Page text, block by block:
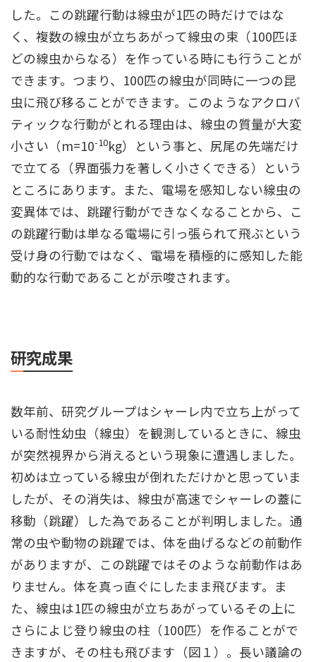
した。この跳躍行動は線虫が1匹の時だけではな
く、複数の線虫が立ちあがって線虫の束（100匹ほ
どの線虫からなる）を作っている時にも行うことが
できます。つまり、100匹の線虫が同時に一つの昆
虫に飛び移ることができます。このようなアクロバ
ティックな行動がとれる理由は、線虫の質量が大変
小さい（m=10-10kg）という事と、尻尾の先端だけ
で立てる（界面張力を著しく小さくできる）という
ところにあります。また、電場を感知しない線虫の
変異体では、跳躍行動ができなくなることから、こ
の跳躍行動は単なる電場に引っ張られて飛ぶという
受け身の行動ではなく、電場を積極的に感知した能
動的な行動であることが示唆されます。
研究成果
数年前、研究グループはシャーレ内で立ち上がって
いる耐性幼虫（線虫）を観測しているときに、線虫
が突然視界から消えるという現象に遭遇しました。
初めは立っている線虫が倒れただけかと思っていま
したが、その消失は、線虫が高速でシャーレの蓋に
移動（跳躍）した為であることが判明しました。通
常の虫や動物の跳躍では、体を曲げるなどの前動作
がありますが、この跳躍ではそのような前動作はあ
りません。体を真っ直ぐにしたまま飛びます。ま
た、線虫は1匹の線虫が立ちあがっているその上に
さらによじ登り線虫の柱（100匹）を作ることがで
きますが、その柱も飛びます（図１）。長い議論の